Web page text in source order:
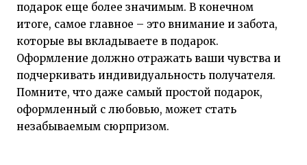
подарок еще более значимым. В конечном
итоге, самое главное – это внимание и забота,
которые вы вкладываете в подарок.
Оформление должно отражать ваши чувства и
подчеркивать индивидуальность получателя.
Помните, что даже самый простой подарок,
оформленный с любовью, может стать
незабываемым сюрпризом.